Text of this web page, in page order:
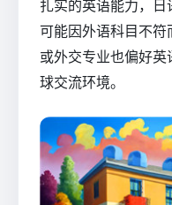
扎实的英语能力，
可能因外语科目不
或外交专业也偏好
球交流环境。